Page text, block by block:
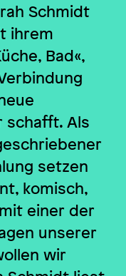
Schmidt
ihrem
Bad«,
schafft. Als
setzen
komisch,
einer der
unserer
wir